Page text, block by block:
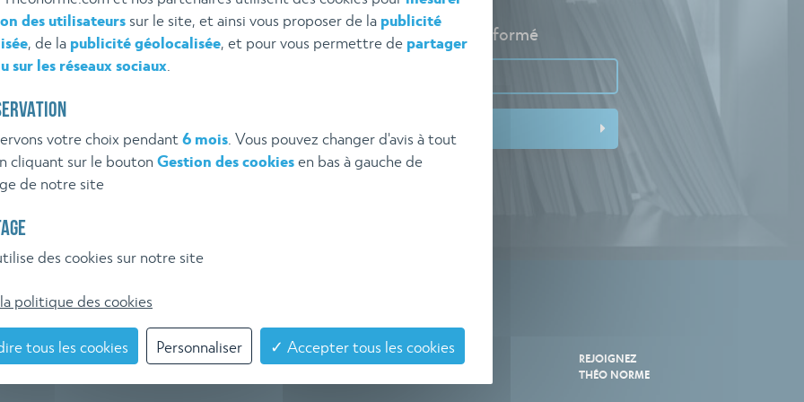
VEILLE
NORME
Inscrivez-vous à l'alerte pour rester informé
POSEZ GRATUITEMENT VOTRE
REJOIGNEZ
THÉO NORME
des utilisateurs sur le site, et ainsi vous proposer de la publicité
, de la publicité géolocalisée , et pour vous permettre de partager
sur les réseaux sociaux
votre choix pendant 6 mois . Vous pouvez changer d'avis à tout
cliquant sur le bouton Gestion des cookiesen bas à gauche de
de notre site
des cookies sur notre site
politique des cookies
tous les cookies Personnaliser ✓ Accepter tous les cookies